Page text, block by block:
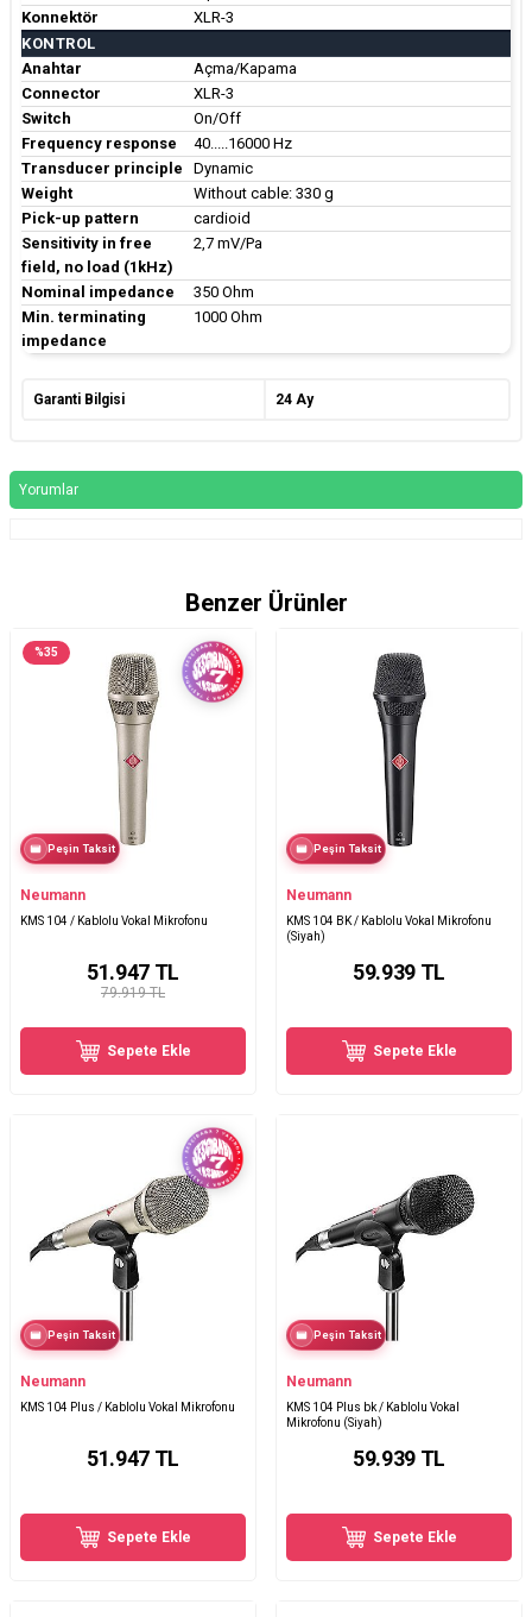
Konnektör
XLR-3
KONTROL
Anahtar
Açma/Kapama
Connector
XLR-3
Switch
On/Off
Frequency response
40.....16000 Hz
Transducer principle
Dynamic
Weight
Without cable: 330 g
Pick-up pattern
cardioid
Sensitivity in free
field, no load (1kHz)
2,7 mV/Pa
Nominal impedance
350 Ohm
Min. terminating
impedance
1000 Ohm
Garanti Bilgisi 24 Ay
Yorumlar
Benzer Ürünler
%35
Peşin Taksit
Neumann
KMS 104 / Kablolu Vokal Mikrofonu
79.919 TL
51.947TL
Sepete Ekle
Peşin Taksit
Neumann
KMS 104 BK / Kablolu Vokal Mikrofonu
(Siyah)
59.939TL
Sepete Ekle
Peşin Taksit
Neumann
KMS 104 Plus / Kablolu Vokal Mikrofonu
51.947TL
Sepete Ekle
Peşin Taksit
Neumann
KMS 104 Plus bk / Kablolu Vokal
Mikrofonu (Siyah)
59.939TL
Sepete Ekle